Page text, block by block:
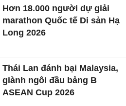
Hơn 18.000 người dự giải
marathon Quốc tế Di sản Hạ
Long 2026
Thái Lan đánh bại Malaysia,
giành ngôi đầu bảng B
ASEAN Cup 2026